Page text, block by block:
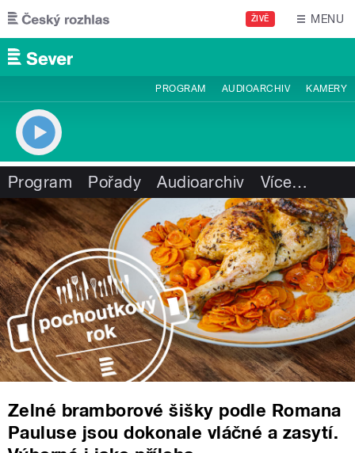
Přejít k hlavnímu obsahu
ŽIVĚ MENU
PROGRAM AUDIOARCHIV KAMERY
Program Pořady Audioarchiv Více…
Zelné bramborové šišky podle Romana
Pauluse jsou dokonale vláčné a zasytí.